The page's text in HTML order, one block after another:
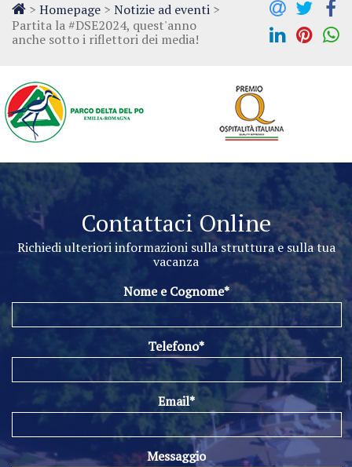
> Homepage > Notizie ad eventi >
Partita la #DSE2024, quest'anno
anche sotto i riflettori dei media!
Contattaci Online
Richiedi ulteriori informazioni sulla struttura e sulla tua
vacanza
Nome e Cognome*
Telefono*
Email*
Messaggio